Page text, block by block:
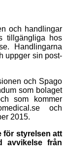
och handlingar
tillgängliga hos
Handlingarna
uppger sin post-
och Spago
som bolaget
som kommer
och
2015.
styrelsen att
avvikelse från